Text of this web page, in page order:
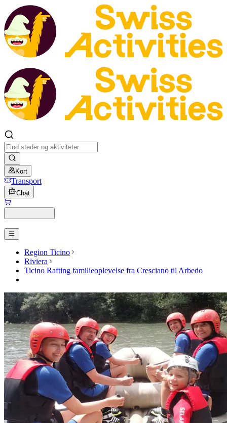
Kort
Transport
Chat
Region Ticino
Riviera
Ticino Rafting familieoplevelse fra Cresciano til Arbedo